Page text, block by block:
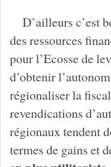
D’ailleurs c’est
des ressources
pour l’Ecosse de
d’obtenir
régionaliser la
revendications
régionaux tendent
termes de gains et